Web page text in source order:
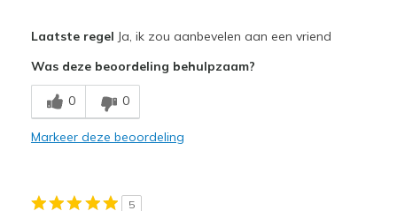
Beste toepassingen
Casual Wear
Laatste regel Ja, ik zou aanbevelen aan een vriend
Was deze beoordeling behulpzaam?
0 0
Markeer deze beoordeling
5